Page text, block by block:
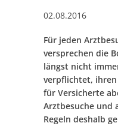
02.08.2016
Für jeden
versprechen die
längst nicht
verpflichtet, ihren
für Versicherte
Arztbesuche und
Regeln deshalb